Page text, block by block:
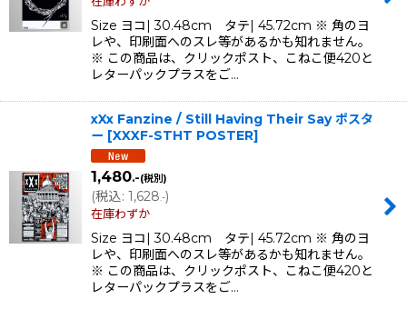
Size ヨコ| 30.48cm タテ| 45.72cm ※ 角のヨ
レや、印刷面へのスレ等があるかも知れません。
※ この商品は、クリックポスト、こねこ便420と
レターパックプラスをご…
xXx Fanzine / Still Having Their Say ポスタ
ー [XXXF-STHT POSTER]
1,480.-(税別)
(税込: 1,628 .-)
在庫わずか
Size ヨコ| 30.48cm タテ| 45.72cm ※ 角のヨ
レや、印刷面へのスレ等があるかも知れません。
※ この商品は、クリックポスト、こねこ便420と
レターパックプラスをご…